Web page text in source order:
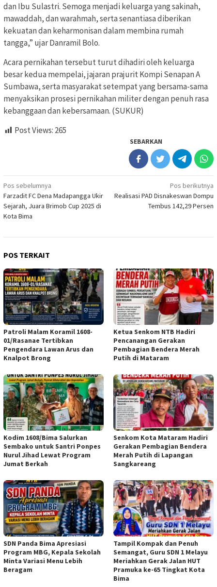
dan Ibu Sulastri. Semoga menjadi keluarga yang sakinah,
mawaddah, dan warahmah, serta senantiasa diberikan
kekuatan dan keharmonisan dalam membina rumah
tangga,” ujar Danramil Bolo.
Acara pernikahan tersebut turut dihadiri oleh keluarga
besar kedua mempelai, jajaran prajurit Kompi Senapan A
Sumbawa, serta masyarakat setempat yang bersama-sama
menyaksikan prosesi pernikahan militer dengan penuh rasa
kebanggaan dan kebersamaan. (SUKUR)
Post Views: 265
SEBARKAN
Navigasi
pos
Pos sebelumnya
Farzadit FC Dena Madapangga Ukir
Sejarah, Juara Brimob Cup 2025 di
Kota Bima
Pos berikutnya
Realisasi PAD Disnakeswan Dompu
Tembus 142,29 Persen
POS TERKAIT
Patroli Malam Koramil 1608-
01/Rasanae Tertibkan
Pengendara Lawan Arus dan
Knalpot Brong
Ketua Senkom NTB Hadiri
Pencanangan Gerakan
Pembagian Bendera Merah
Putih di Mataram
Kodim 1608/Bima Salurkan
Sembako untuk Santri Ponpes
Nurul Jihad Lewat Program
Jumat Berkah
Senkom Kota Mataram Hadiri
Gerakan Pembagian Bendera
Merah Putih di Lapangan
Sangkareang
SDN Panda Bima Apresiasi
Program MBG, Kepala Sekolah
Minta Variasi Menu Lebih
Beragam
Tampil Kompak dan Penuh
Semangat, Guru SDN 1 Melayu
Meriahkan Gerak Jalan HUT
Pramuka ke-65 Tingkat Kota
Bima